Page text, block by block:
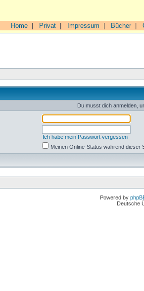
Home Privat Impressum Bücher|
Du musst dich anmelden,
Ich habe mein Passwort vergessen
Meinen Online-Status während dieser
Powered by
Deutsche